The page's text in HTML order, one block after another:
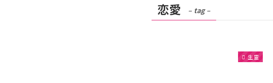
恋愛 – tag –
生霊